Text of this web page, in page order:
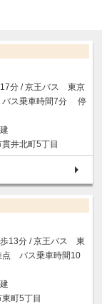
分 / 京王バス 東京
ス乗車時間7分 停
井北町5丁目
13分 / 京王バス 東
点 バス乗車時間10
町5丁目